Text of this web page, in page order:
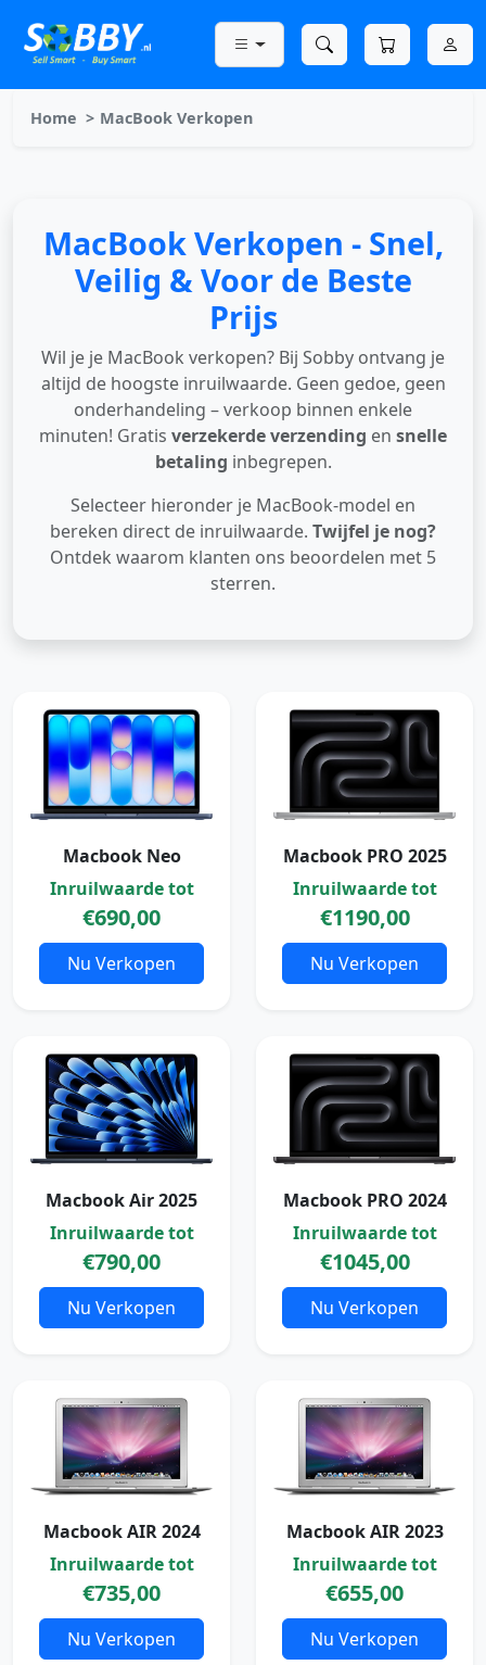
Home MacBook Verkopen
MacBook Verkopen - Snel,
Veilig & Voor de Beste
Prijs
Wil je je MacBook verkopen? Bij Sobby ontvang je
altijd de hoogste inruilwaarde. Geen gedoe, geen
onderhandeling – verkoop binnen enkele
minuten! Gratis verzekerde verzending en snelle
betaling inbegrepen.
Selecteer hieronder je MacBook-model en
bereken direct de inruilwaarde. Twijfel je nog?
Ontdek waarom klanten ons beoordelen met 5
sterren.
Macbook Neo
Inruilwaarde tot
€690,00
Nu Verkopen
Macbook PRO 2025
Inruilwaarde tot
€1190,00
Nu Verkopen
Macbook Air 2025
Inruilwaarde tot
€790,00
Nu Verkopen
Macbook PRO 2024
Inruilwaarde tot
€1045,00
Nu Verkopen
Macbook AIR 2024
Inruilwaarde tot
€735,00
Nu Verkopen
Macbook AIR 2023
Inruilwaarde tot
€655,00
Nu Verkopen